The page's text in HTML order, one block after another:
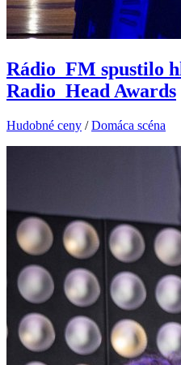
Rádio_FM spustilo
Radio_Head Awards
Hudobné ceny /Domáca scéna